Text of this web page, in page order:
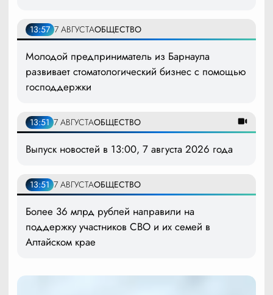
13:57 7 АВГУСТАОБЩЕСТВО
Молодой предприниматель из Барнаула
развивает стоматологический бизнес с помощью
господдержки
13:51 7 АВГУСТАОБЩЕСТВО
Выпуск новостей в 13:00, 7 августа 2026 года
13:51 7 АВГУСТАОБЩЕСТВО
Более 36 млрд рублей направили на
поддержку участников СВО и их семей в
Алтайском крае